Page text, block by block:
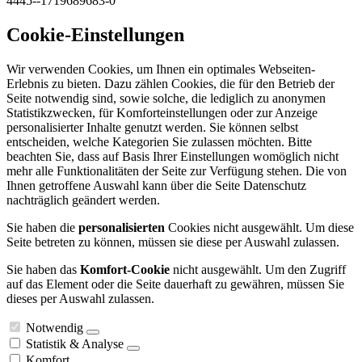
Cookie-Einstellungen
Wir verwenden Cookies, um Ihnen ein optimales Webseiten-
Erlebnis zu bieten. Dazu zählen Cookies, die für den Betrieb der
Seite notwendig sind, sowie solche, die lediglich zu anonymen
Statistikzwecken, für Komforteinstellungen oder zur Anzeige
personalisierter Inhalte genutzt werden. Sie können selbst
entscheiden, welche Kategorien Sie zulassen möchten. Bitte
beachten Sie, dass auf Basis Ihrer Einstellungen womöglich nicht
mehr alle Funktionalitäten der Seite zur Verfügung stehen. Die von
Ihnen getroffene Auswahl kann über die Seite Datenschutz
nachträglich geändert werden.
Sie haben die personalisierten Cookies nicht ausgewählt. Um diese
Seite betreten zu können, müssen sie diese per Auswahl zulassen.
Sie haben das Komfort-Cookie nicht ausgewählt. Um den Zugriff
auf das Element oder die Seite dauerhaft zu gewähren, müssen Sie
dieses per Auswahl zulassen.
Notwendig
Statistik & Analyse